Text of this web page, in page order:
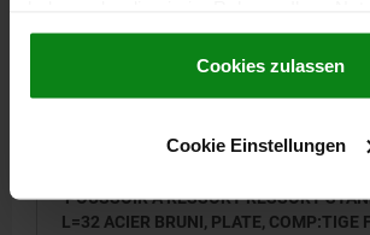
gesammelt haben.Cookie Richtlinien
Datenschutz|AGB
Cookies zulassen
Cookie Einstellungen
POUSSOIR À RESSORT RESSORT
L=32 ACIER BRUNI, PLATE, COMP:TIGE